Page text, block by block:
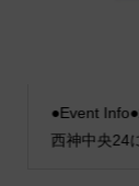
●Event
西神中央24